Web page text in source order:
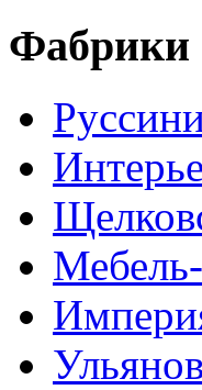
Фабрики